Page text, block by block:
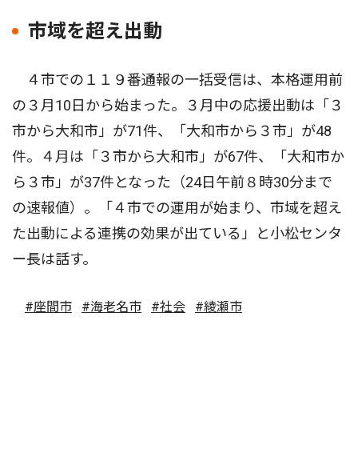
市域を超え出動
４市での１１９番通報の一括受信は、本格運用前
の３月10日から始まった。３月中の応援出動は「３
市から大和市」が71件、「大和市から３市」が48
件。４月は「３市から大和市」が67件、「大和市か
ら３市」が37件となった（24日午前８時30分まで
の速報値）。「４市での運用が始まり、市域を超え
た出動による連携の効果が出ている」と小松センタ
ー長は話す。
#座間市 #海老名市 #社会 #綾瀬市